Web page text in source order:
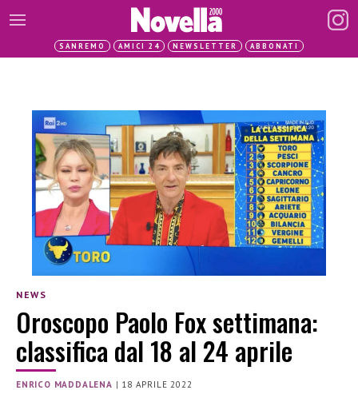
SANREMO AMICI 24 NEWSLETTER ABBONATI
NEWS
Oroscopo Paolo Fox settimana:
classifica dal 18 al 24 aprile
ENRICO MADDALENA | 18 APRILE 2022